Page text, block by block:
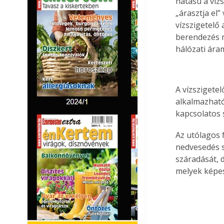
„árasztja
vízszigetelő
berendezés
hálózati
A
kapcsolatos
Az utólagos
nedvesedés
száradását,
melyek